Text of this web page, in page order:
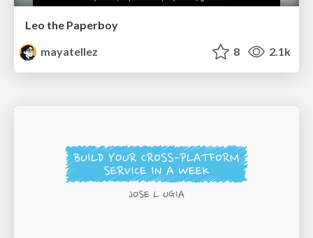
Leo the Paperboy
mayatellez
8 2.1k